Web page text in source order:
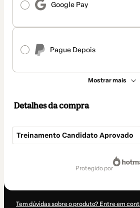
Google Pay
Pague Depois
Mostrar mais
Detalhes da compra
Treinamento Candidato Aprovado
protegido por
Tem dúvidas sobre o produto? Entre em